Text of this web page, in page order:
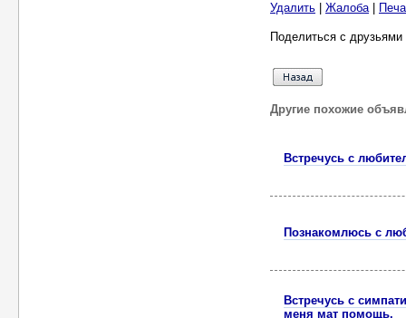
Удалить Жалоба|
Поделиться с
Другие похожие
Встречусь с
Познакомлюсь с
Встречусь с
меня мат помощь.